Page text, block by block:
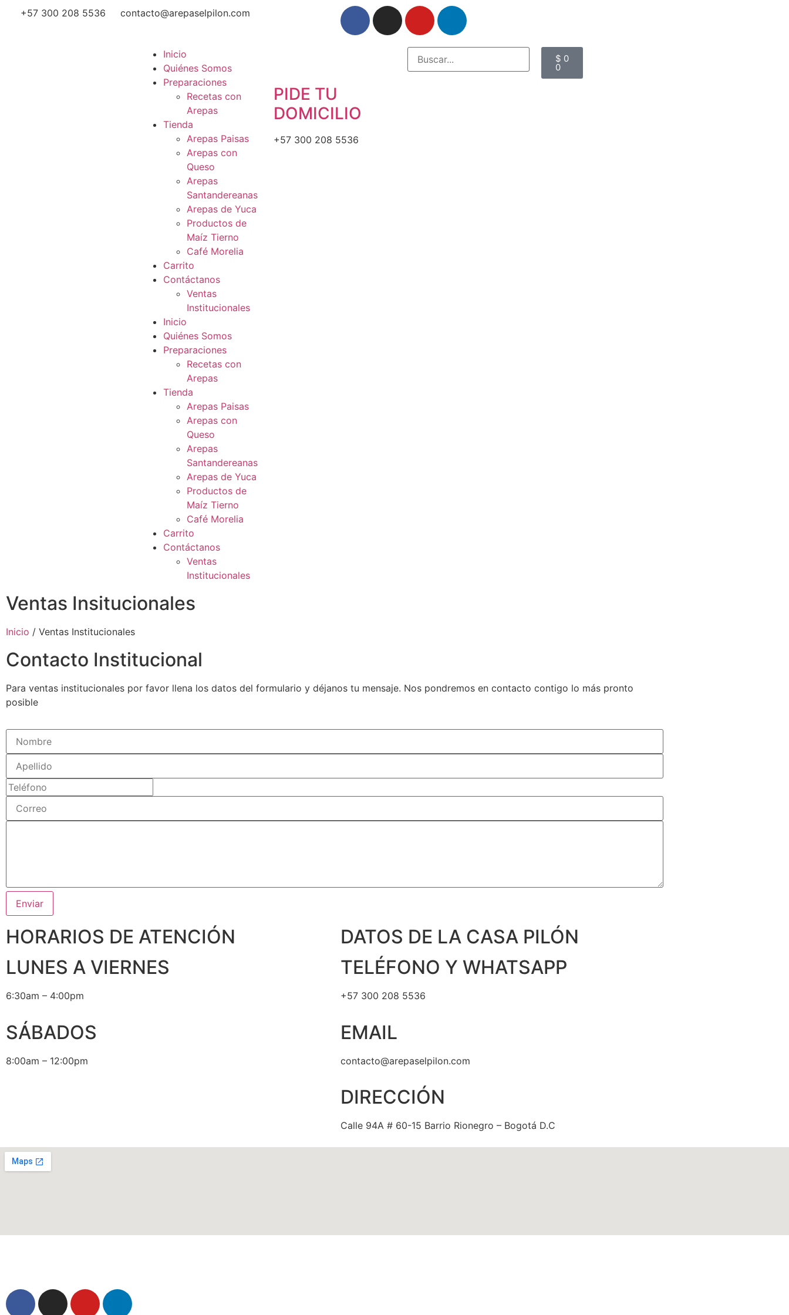
+57 300 208 5536 contacto@arepaselpilon.com
Inicio
Quiénes Somos
Preparaciones
Recetas con
Arepas
Tienda
Arepas Paisas
Arepas con
Queso
Arepas
Santandereanas
Arepas de Yuca
Productos de
Maíz Tierno
Café Morelia
Carrito
Contáctanos
Ventas
Institucionales
Inicio
Quiénes Somos
Preparaciones
Recetas con
Arepas
Tienda
Arepas Paisas
Arepas con
Queso
Arepas
Santandereanas
Arepas de Yuca
Productos de
Maíz Tierno
Café Morelia
Carrito
Contáctanos
Ventas
Institucionales
PIDE TU
DOMICILIO
+57 300 208 5536
$ 0
0
Ventas Insitucionales
Inicio / Ventas Institucionales
Contacto Institucional
Para ventas institucionales por favor llena los datos del formulario y déjanos tu mensaje. Nos pondremos en contacto contigo lo más pronto
posible
HORARIOS DE ATENCIÓN
LUNES A VIERNES
6:30am – 4:00pm
SÁBADOS
8:00am – 12:00pm
DATOS DE LA CASA PILÓN
TELÉFONO Y WHATSAPP
+57 300 208 5536
EMAIL
contacto@arepaselpilon.com
DIRECCIÓN
Calle 94A # 60-15 Barrio Rionegro – Bogotá D.C